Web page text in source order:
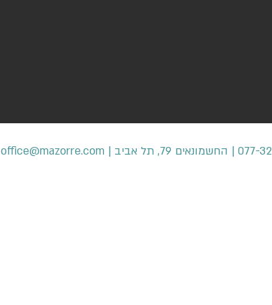
office@mazorre.com